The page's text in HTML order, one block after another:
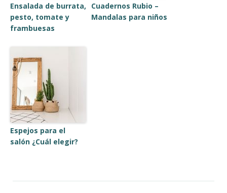
Ensalada de burrata,
pesto, tomate y
frambuesas
Cuadernos Rubio –
Mandalas para niños
Espejos para el
salón ¿Cuál elegir?